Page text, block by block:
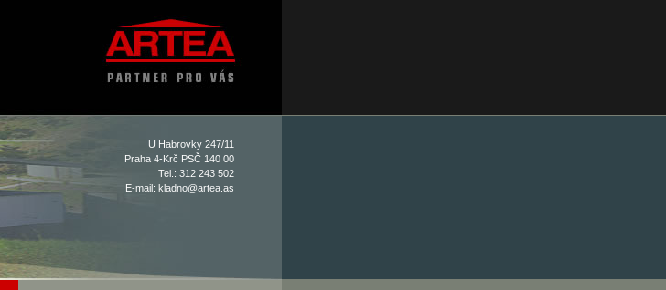
U Habrovky 247/11
Praha 4-Krč PSČ 140 00
Tel.: 312 243 502
E-mail: kladno@artea.as